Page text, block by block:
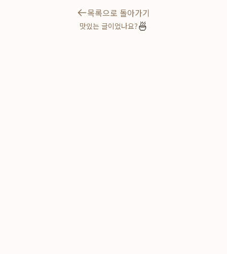
목록으로 돌아가기
맛있는 글이었나요?🍜